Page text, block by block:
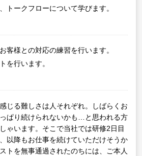
トークフローについて学びます。
客様との対応の練習を行います。
を行います。
じる難しさは人それぞれ。しばらくお
ぱり続けられないかも…と思われる方
ゃいます。そこで当社では研修2日目
以降もお仕事を続けていただけそうか
トを無事通過されたのちには、ご本人